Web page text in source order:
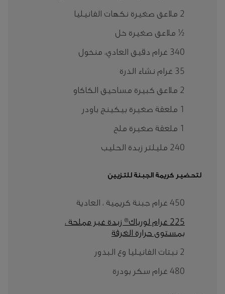
2 ملاعق صغيرة نكهات الفانيليا
½ ملاعق صغيرة خل
340 غرام دقيق العادي، منخول
35 غرام نشاء الذرة
2 ملاعق كبيرة مساحيق الكاكاو
1 ملعقة صغيرة بيكينج باودر
1 ملعقة صغيرة ملح
240 مليلتر زبدة الحليب
لتحضير كريمة الجبنة للتزيين
450 غرام جبنة كريمية ، العادية
225 غرام لورباك® زبدة غير مملحة ،
بمستوى حرارة الغرفة
2 نبتات الفانيليا وع البذور
480 غرام سكر بودرة